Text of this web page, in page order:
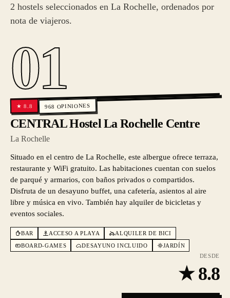
2 hostels seleccionados en La Rochelle, ordenados por
nota de viajeros.
01
★8.8 968 OPINIONES
CENTRAL Hostel La Rochelle Centre
La Rochelle
Situado en el centro de La Rochelle, este albergue ofrece terraza,
restaurante y WiFi gratuito. Las habitaciones cuentan con suelos
de parqué y armarios, con baños privados o compartidos.
Disfruta de un desayuno buffet, una cafetería, asientos al aire
libre y música en vivo. También hay alquiler de bicicletas y
eventos sociales.
BAR ACCESO A PLAYA
ALQUILER DE BICI
BOARD-GAMES
DESAYUNO INCLUIDO
JARDÍN
DESDE
★8.8